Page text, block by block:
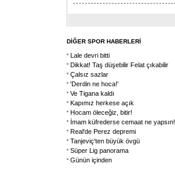
DİĞER SPOR HABERLERİ
Lale devri bitti
Dikkat! Taş düşebilir Felat çıkabilir
Çalsız sazlar
'Derdin ne hoca!'
Ve Tigana kaldı
Kapımız herkese açık
Hocam öleceğiz, bitir!
İmam küfrederse cemaat ne yapsın!
Real'de Perez depremi
Tanjeviç'ten büyük övgü
Süper Lig panorama
Günün içinden